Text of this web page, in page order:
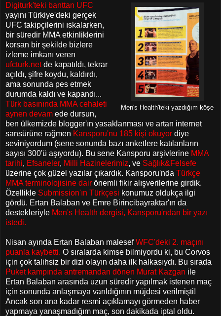
Men's Health'teki yazdığım köşe
Digiturk'teki banttan UFC
yayını Türkiye'deki gerçek
UFC takipçilerini ıskalarken,
bir süredir MMA etkinliklerini
korsan bir şekilde bizlere
izleme imkanı veren
ufcturk.netde kapatıldı, tekrar
açıldı, şifre koydu, kaldırdı,
ama sonunda pes etmek
durumda kaldı ve kapandı...
Türk basınında MMA cehaleti
aynen devam ede dursun,
ben ülkemizde blogger'ın yasaklanması ve artan internet
sansürüne rağmen Kansporu'nu 185 kişi okuyor diye
seviniyordum (sene sonunda bazı anketlere katılanların
sayısı 300'ü aşıyordu). Bu sene Kansporu arşivlerine MMA
tarihi, Efsaneler, Milli Hazinelerimiz, ve Sağlık&Felsefe
üzerine çok güzel yazılar çıkardık. Kansporu'nda Türkçe
MMA terminolojisine dair önemli fikir alışverilerine girdik.
Özellikle Submission'ın Türkçesi konumuz oldukça ilgi
gördü. Ertan Balaban ve Emre Birincibayraktar'ın da
destekleriyle Men's Health dergisi, Kansporu'ndan bir yazı
istedi.
Nisan ayında Ertan Balaban malesefWFC'deki 2. maçını
puanla kaybetti. O sıralarda kimse bilmiyordu ki, bu Corvos
için çok talihsiz bir dizi olayın daha ilk halkasıydı. Bu sırada
Puket kampında antremandan dönen Murat Kazgan ile
Ertan Balaban arasında uzun süredir yapılmak istenen maç
için sonunda anlaşmaya varıldığının müjdesi verilmişti!
Ancak son ana kadar resmi açıklamayı görmeden haber
yapmaya yanaşmadığım maç, son dakikada iptal oldu.